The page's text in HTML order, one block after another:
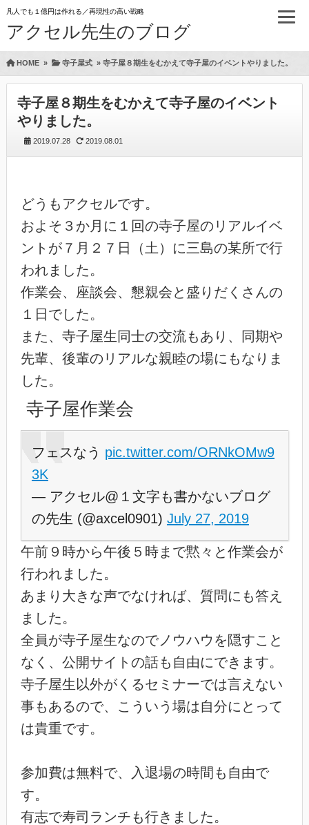
凡人でも１億円は作れる／再現性の高い戦略
アクセル先生のブログ
HOME» 寺子屋式» 寺子屋８期生をむかえて寺子屋のイベントやりました。
寺子屋８期生をむかえて寺子屋のイベント
やりました。
2019.07.28 2019.08.01
どうもアクセルです。
およそ３か月に１回の寺子屋のリアルイベ
ントが７月２７日（土）に三島の某所で行
われました。
作業会、座談会、懇親会と盛りだくさんの
１日でした。
また、寺子屋生同士の交流もあり、同期や
先輩、後輩のリアルな親睦の場にもなりま
した。
寺子屋作業会
フェスなう pic.twitter.com/ORNkOMw9
3K
— アクセル@１文字も書かないブログ
の先生 (@axcel0901) July 27, 2019
午前９時から午後５時まで黙々と作業会が
行われました。
あまり大きな声でなければ、質問にも答え
ました。
全員が寺子屋生なのでノウハウを隠すこと
なく、公開サイトの話も自由にできます。
寺子屋生以外がくるセミナーでは言えない
事もあるので、こういう場は自分にとって
は貴重です。
参加費は無料で、入退場の時間も自由で
す。
有志で寿司ランチも行きました。